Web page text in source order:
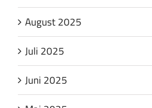
August 2025
Juli 2025
Juni 2025